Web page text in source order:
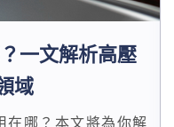
一文解析高壓
域
在哪？本文將為你解